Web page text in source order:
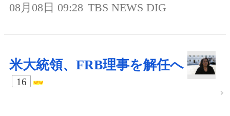
08月08日 09:28 TBS NEWS DIG
米大統領、FRB理事を解任へ
16